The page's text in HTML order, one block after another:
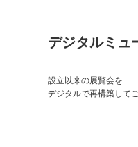
デジタルミュ
設立以来の展覧会を
デジタルで再構築して